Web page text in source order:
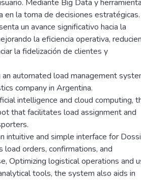
Mediante Big Data y
en la toma de decisiones estratégicas.
un avance significativo hacia la
la eficiencia operativa,
la fidelización de clientes y
automated load management
company in Argentina.
intelligence and cloud computing,
that facilitates load assignment and
intuitive and simple interface for
orders, confirmations, and
Optimizing logistical operations and
tools, the system also aids in